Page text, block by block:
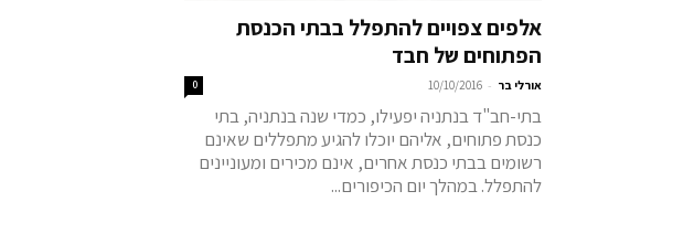
אלפים צפויים להתפלל בבתי הכנסת
הפתוחים של חבד
אורלי בר -
10/10/2016
0
בתי-חב"ד בנתניה יפעילו, כמדי שנה בנתניה, בתי
כנסת פתוחים, אליהם יוכלו להגיע מתפללים שאינם
רשומים בבתי כנסת אחרים, אינם מכירים ומעוניינים
להתפלל. במהלך יום הכיפורים...